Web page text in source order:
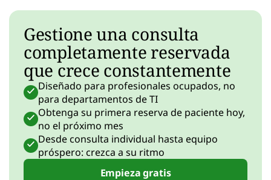
Gestione una consulta
completamente reservada
que crece constantemente
Diseñado para profesionales ocupados, no
para departamentos de TI
Obtenga su primera reserva de paciente hoy,
no el próximo mes
Desde consulta individual hasta equipo
próspero: crezca a su ritmo
Empieza gratis